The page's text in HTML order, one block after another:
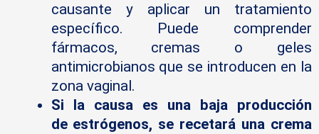
causante y aplicar un tratamiento
específico. Puede comprender
fármacos, cremas o geles
antimicrobianos que se introducen en la
zona vaginal.
Si la causa es una baja producción
de estrógenos, se recetará una crema